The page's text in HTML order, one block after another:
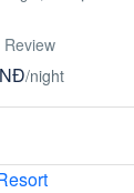
Review
/night